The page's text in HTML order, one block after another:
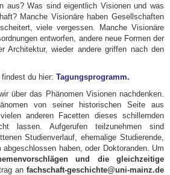
aus? Was sind eigentlich Visionen und was
Manche Visionäre haben Gesellschaften
viele vergessen. Manche Visionäre
entworfen, andere neue Formen der
Architektur, wieder andere griffen nach den
du hier: Tagungsprogramm.
über das Phänomen Visionen nachdenken.
von seiner historischen Seite aus
anderen Facetten dieses schillernden
lassen. Aufgerufen teilzunehmen sind
Studienverlauf, ehemalige Studierende,
haben, oder Doktoranden. Um
und die gleichzeitige
an fachschaft-geschichte@uni-mainz.de